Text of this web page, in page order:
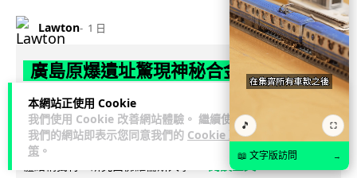
本網站正使用 Cookie
我們使用 Cookie 改善網站體驗。 繼續使用
我們的網站即表示您同意我們的 Cookie 政
策 。
Lawton 1 日
廣島原爆遺址驚現神秘合金 科學家指晶
體結構前所未見
科學家在廣島原爆遺址沙灘樣本中，發現一種從未有記錄的多
元素合金，由鐵、鉻、鎳、錳、鉬及鋁六種金屬混合而成，晶
閱讀全文
🎵 ⛶
📖 文字版訪問 →